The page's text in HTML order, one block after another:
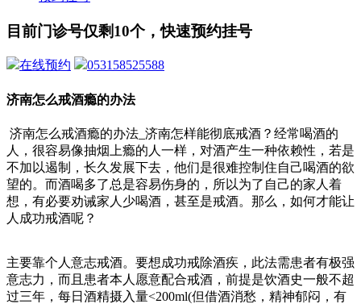
目前门诊号仅剩10个，快速预约挂号
在线预约 053158525588
济南怎么戒酒瘾的办法
济南怎么戒酒瘾的办法_济南怎样能彻底戒酒？经常喝酒的
人，很容易像抽烟上瘾的人一样，对酒产生一种依赖性，若是
不加以遏制，长久发展下去，他们是很难控制住自己喝酒的欲
望的。而酒喝多了总是容易伤身的，所以为了自己的家人着
想，有必要劝诫家人少喝酒，甚至是戒酒。那么，如何才能让
人成功戒酒呢？
主要靠个人意志戒酒。要想成功戒除酒疾，此法需患者有极强
意志力，而且患者本人愿意配合戒酒，前提是饮酒史一般不超
过三年，每日酒精摄入量<200ml(但借酒消愁，精神郁闷，有